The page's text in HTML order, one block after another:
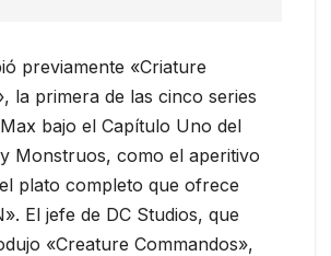
previamente «Criature
la primera de las cinco series
bajo el Capítulo Uno del
Monstruos, como el aperitivo
plato completo que ofrece
El jefe de DC Studios, que
«Creature Commandos»,